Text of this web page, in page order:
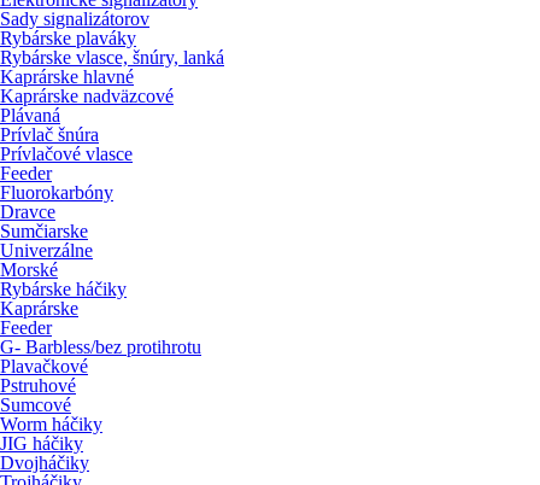
Sady signalizátorov
Rybárske plaváky
Rybárske vlasce, šnúry, lanká
Kaprárske hlavné
Kaprárske nadväzcové
Plávaná
Prívlač šnúra
Prívlačové vlasce
Feeder
Fluorokarbóny
Dravce
Sumčiarske
Univerzálne
Morské
Rybárske háčiky
Kaprárske
Feeder
G- Barbless/bez protihrotu
Plavačkové
Pstruhové
Sumcové
Worm háčiky
JIG háčiky
Dvojháčiky